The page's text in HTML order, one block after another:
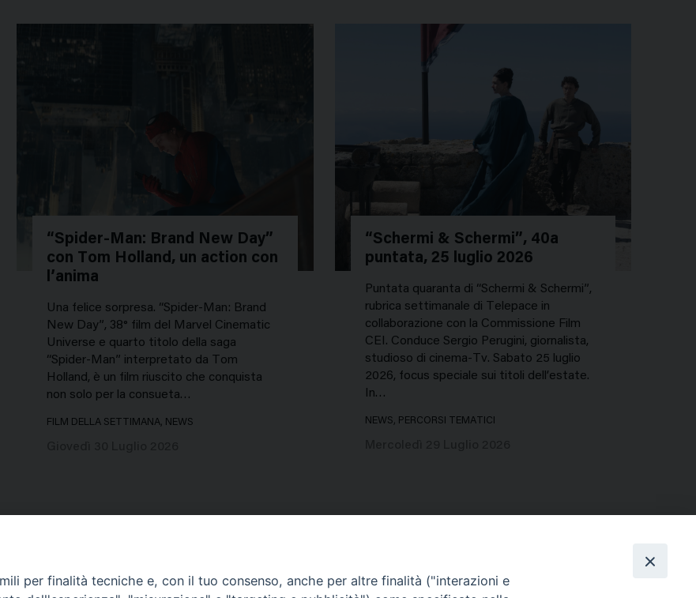
“Spider-Man: Brand New Day”
con Tom Holland, un action con
l’anima
Una felice sorpresa. “Spider-Man: Brand
New Day”, 38° film del Marvel Cinematic
Universe e quarto titolo della saga
“Spider-Man” interpretato da Tom
Holland, è un film riuscito che conquista
non solo per la consueta…
FILM DELLA SETTIMANA, NEWS
“Schermi & Schermi”, 40a
puntata, 25 luglio 2026
Puntata quaranta di “Schermi & Schermi”,
rubrica settimanale di Telepace in
collaborazione con la Commissione Film
CEI. Conduce Sergio Perugini, giornalista,
studioso di cinema-Tv. Sabato 25 luglio
2026, focus speciale sui titoli dell’estate.
In…
NEWS, PERCORSI TEMATICI
per finalità tecniche e, con il tuo consenso, anche per altre finalità ("interazioni e